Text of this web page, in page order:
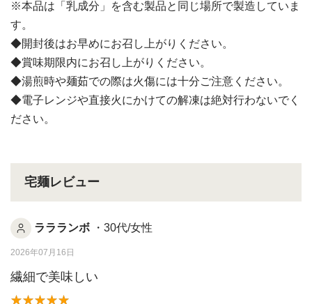
※本品は「乳成分」を含む製品と同じ場所で製造していま
す。
◆開封後はお早めにお召し上がりください。
◆賞味期限内にお召し上がりください。
◆湯煎時や麺茹での際は火傷には十分ご注意ください。
◆電子レンジや直接火にかけての解凍は絶対行わないでく
ださい。
宅麺レビュー
ララランボ ・30代/女性
2026年07月16日
繊細で美味しい